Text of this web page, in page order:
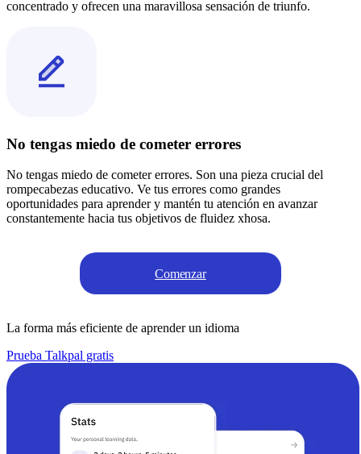
concentrado y ofrecen una maravillosa sensación de triunfo.
No tengas miedo de cometer errores
No tengas miedo de cometer errores. Son una pieza crucial del
rompecabezas educativo. Ve tus errores como grandes
oportunidades para aprender y mantén tu atención en avanzar
constantemente hacia tus objetivos de fluidez xhosa.
Comenzar
La forma más eficiente de aprender un idioma
Prueba Talkpal gratis